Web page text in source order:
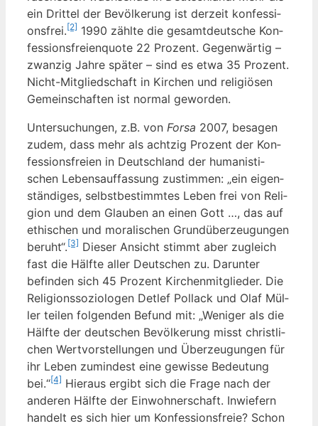
ein Drit­tel der Bevöl­ke­rung ist der­zeit kon­fes­si­
ons­frei.[2] 1990 zähl­te die gesamt­deut­sche Kon­
fes­si­ons­frei­en­quo­te 22 Pro­zent. Gegen­wär­tig –
zwan­zig Jah­re spä­ter – sind es etwa 35 Pro­zent.
Nicht-Mit­glied­schaft in Kir­chen und reli­giö­sen
Gemein­schaf­ten ist nor­mal geworden.
Unter­su­chun­gen, z.B. von For­sa 2007, besa­gen
zudem, dass mehr als acht­zig Pro­zent der Kon­
fes­si­ons­frei­en in Deutsch­land der huma­nis­ti­
schen Lebens­auf­fas­sung zustim­men: „ein eigen­
stän­di­ges, selbst­be­stimm­tes Leben frei von Reli­
gi­on und dem Glau­ben an einen Gott …, das auf
ethi­schen und mora­li­schen Grund­über­zeu­gun­gen
beruht“.[3] Die­ser Ansicht stimmt aber zugleich
fast die Hälf­te aller Deut­schen zu. Dar­un­ter
befin­den sich 45 Pro­zent Kir­chen­mit­glie­der. Die
Reli­gi­ons­so­zio­lo­gen Det­lef Pol­lack und Olaf Mül­
ler tei­len fol­gen­den Befund mit: „Weni­ger als die
Hälf­te der deut­schen Bevöl­ke­rung misst christ­li­
chen Wert­vor­stel­lun­gen und Über­zeu­gun­gen für
ihr Leben zumin­dest eine gewis­se Bedeu­tung
bei.“[4] Hier­aus ergibt sich die Fra­ge nach der
ande­ren Hälf­te der Ein­woh­ner­schaft. Inwie­fern
han­delt es sich hier um Kon­fes­si­ons­freie? Schon